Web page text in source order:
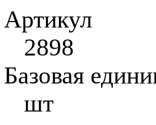
Артикул
2898
Базовая
шт